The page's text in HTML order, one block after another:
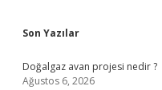
Sidebar
Son Yazılar
Doğalgaz avan projesi nedir ?
Ağustos 6, 2026